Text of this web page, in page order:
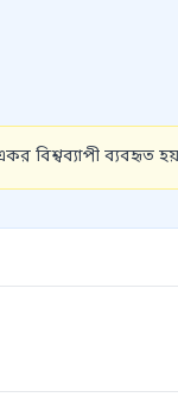
বিশ্বব্যাপী ব্যবহৃত